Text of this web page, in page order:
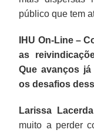
público que tem
IHU On-Line –
as
Que avanços
os desafios
Larissa Lacerda
muito a perder